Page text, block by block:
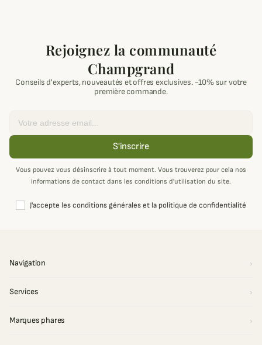
Rejoignez la communauté
Champgrand
Conseils d'experts, nouveautés et offres exclusives. -10% sur votre
première commande.
S'inscrire
Vous pouvez vous désinscrire à tout moment. Vous trouverez pour cela nos
informations de contact dans les conditions d'utilisation du site.
J'accepte les conditions générales et la politique de confidentialité
Navigation
Services
Marques phares